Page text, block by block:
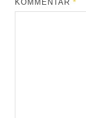
KOMMENTAR*